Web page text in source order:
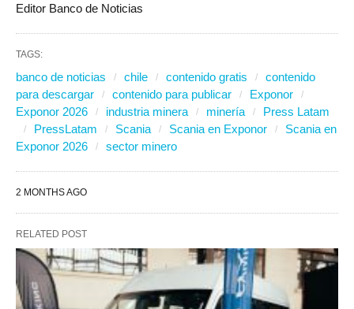
Editor Banco de Noticias
TAGS:
banco de noticias chile contenido gratis
contenido
para descargar
contenido para publicar
Exponor
Exponor 2026
industria minera minería
Press Latam
PressLatam
Scania Scania en Exponor
Scania en
Exponor 2026
sector minero
2 MONTHS AGO
RELATED POST